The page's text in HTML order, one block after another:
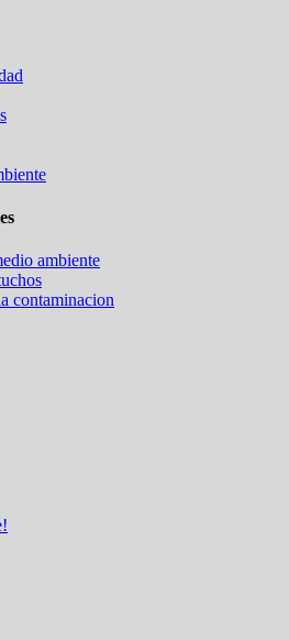
ambiente
contaminacion